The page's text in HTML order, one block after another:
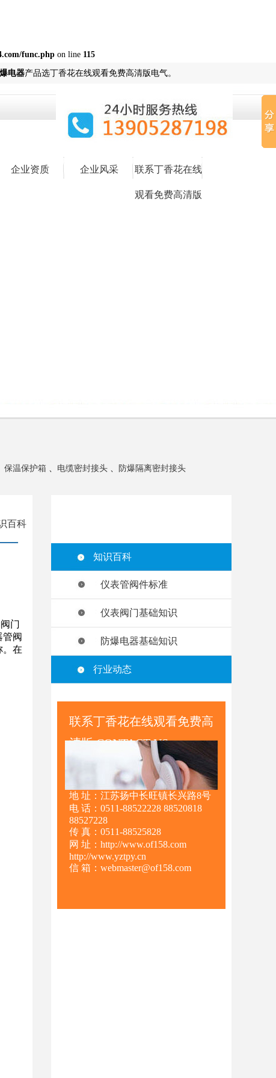
func.php on line 115
电器产品选丁香花在线观看免费高清版电气。
企业资质 企业风采 联系丁香花在线
观看免费高清版
保温保护箱 、 电缆密封接头 、 防爆隔离密封接头
百科
门
阀
。在
知识百科
仪表管阀件标准
仪表阀门基础知识
防爆电器基础知识
行业动态
联系丁香花在线观看免费高
清版 CONTACT US
地 址：江苏扬中长旺镇长兴路8号
电 话：0511-88522228 88520818
88527228
传 真：0511-88525828
网 址：http://www.of158.com
http://www.yztpy.cn
信 箱：webmaster@of158.com